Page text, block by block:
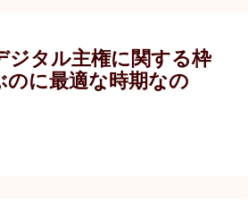
ジタル主権に関する枠
のに最適な時期なの